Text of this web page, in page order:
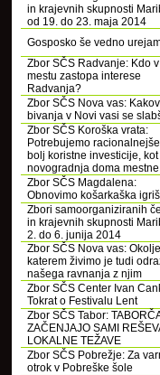
in krajevnih skupnosti
od 19. do 23. maja 2014
Gosposko še vedno
Zbor SČS Radvanje: Kdo v
mestu zastopa interese
Radvanja?
Zbor SČS Nova vas:
bivanja v Novi vasi se
Zbor SČS Koroška vrata:
Potrebujemo
bolj koristne investicije, kot
novogradnja doma mestne
Zbor SČS Magdalena:
Obnovimo košarkaška
Zbori samoorganiziranih
in krajevnih skupnosti
2. do 6. junija 2014
Zbor SČS Nova vas:
katerem živimo je tudi
našega ravnanja z njim
Zbor SČS Center Ivan
Tokrat o Festivalu Lent
Zbor SČS Tabor:
ZAČENJAJO SAMI
LOKALNE TEŽAVE
Zbor SČS Pobrežje: Za
otrok v Pobreške šole